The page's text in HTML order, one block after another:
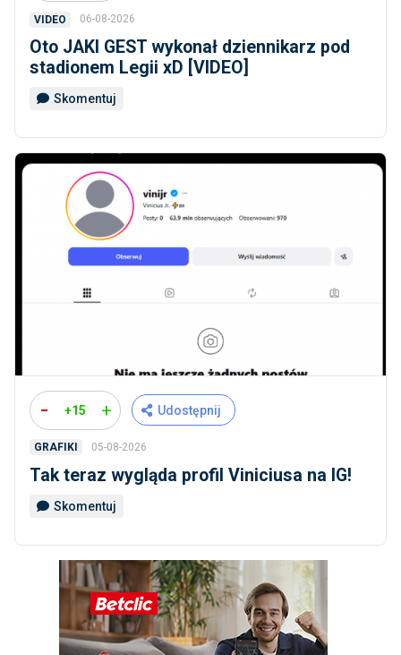
VIDEO 06-08-2026
Oto JAKI GEST wykonał dziennikarz pod
stadionem Legii xD [VIDEO]
Skomentuj
- +15 + Udostępnij
GRAFIKI 05-08-2026
Tak teraz wygląda profil Viniciusa na IG!
Skomentuj